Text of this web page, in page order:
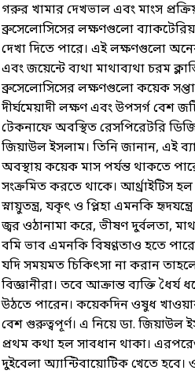
গরুর খামার দেখভাল এবং মাংস
ব্রুসেলোসিসের লক্ষণগুলো
দেখা দিতে পারে। এই লক্ষণগুলো
এবং জয়েন্টে ব্যথা মাথাব্যথা চরম
ব্রুসেলোসিসের লক্ষণগুলো কয়েক
দীর্ঘমেয়াদী লক্ষণ এবং উপসর্গ বেশ
টেকনাফে অবস্থিত রেসপিরেটরি
জিয়াউল ইসলাম। তিনি জানান, এই
অবস্থায় কয়েক মাস পর্যন্ত থাকতে
সংক্রমিত করতে থাকে। আর্থ্রাইটিস হল
স্নায়ুতন্ত্র, যকৃৎ ও প্লিহা এমনকি
জ্বর ওঠানামা করে, ভীষণ দুর্বলতা,
বমি ভাব এমনকি বিষণ্ণতাও হতে
যদি সময়মত চিকিৎসা না করান
বিজ্ঞানীরা। তবে আক্রান্ত ব্যক্তি
উঠতে পারেন। কয়েকদিন ওষুধ
বেশ গুরুত্বপূর্ণ। এ নিয়ে ডা. জিয়াউল
প্রথম কথা হল সাবধান থাকা।
দুইবেলা অ্যান্টিবায়োটিক খেতে